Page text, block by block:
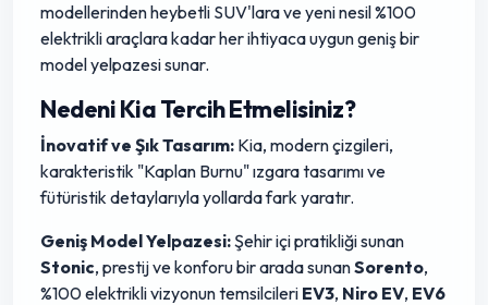
modellerinden heybetli SUV'lara ve yeni nesil %100
elektrikli araçlara kadar her ihtiyaca uygun geniş bir
model yelpazesi sunar.
Nedeni Kia Tercih Etmelisiniz?
İnovatif ve Şık Tasarım: Kia, modern çizgileri,
karakteristik "Kaplan Burnu" ızgara tasarımı ve
fütüristik detaylarıyla yollarda fark yaratır.
Geniş Model Yelpazesi:Şehir içi pratikliği sunan
Stonic, prestij ve konforu bir arada sunanSorento,
%100 elektrikli vizyonun temsilcileri EV3, Niro EV, EV6